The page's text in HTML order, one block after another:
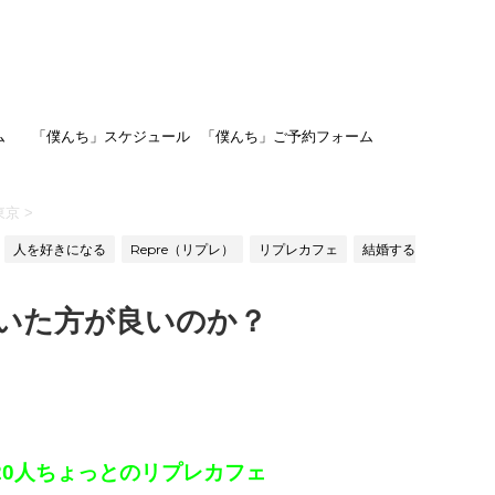
「僕んち」スケジュール 「僕んち」ご予約フォーム
京 >
人を好きになる Repre（リプレ） リプレカフェ 結婚する
た方が良いのか？
人ちょっとのリプレカフェ